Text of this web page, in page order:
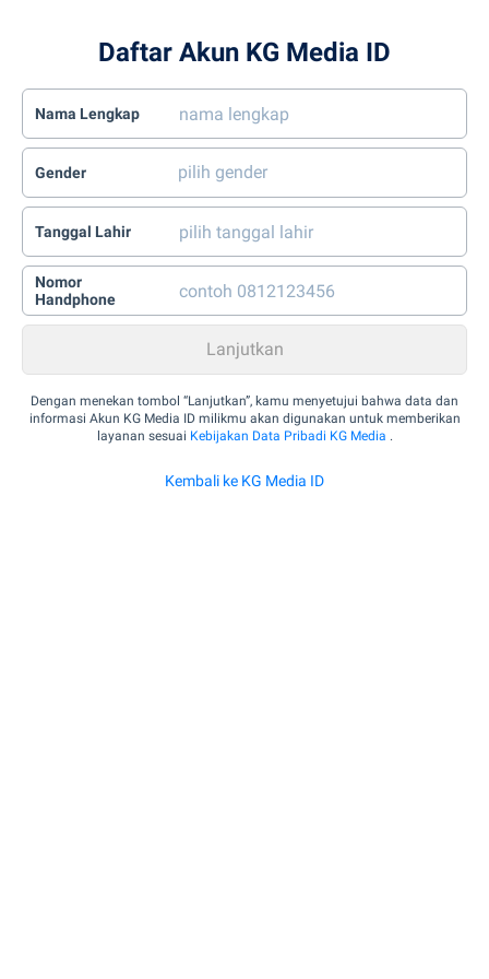
Daftar Akun KG Media ID
Nama Lengkap
Gender
Tanggal Lahir
Nomor
Handphone
Dengan menekan tombol “Lanjutkan”, kamu menyetujui bahwa data dan
informasi Akun KG Media ID milikmu akan digunakan untuk memberikan
layanan sesuai Kebijakan Data Pribadi KG Media .
Kembali ke KG Media ID